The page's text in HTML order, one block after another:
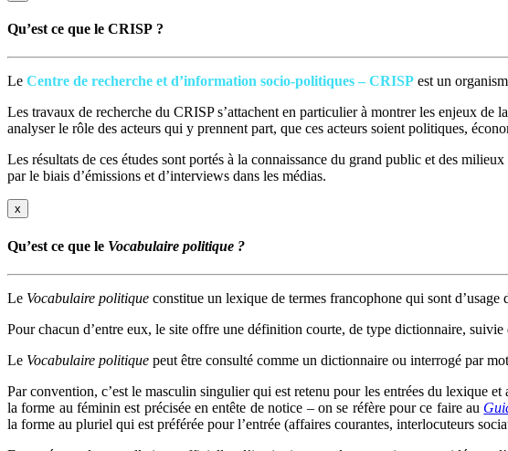
Qu’est ce que le CRISP ?
Le Centre de recherche et d’information socio-politiques – CRISP est un
Les travaux de recherche du CRISP s’attachent en particulier à montrer les enjeux de
analyser le rôle des acteurs qui y prennent part, que ces acteurs soient politiques,
Les résultats de ces études sont portés à la connaissance du grand public et des
par le biais d’émissions et d’interviews dans les médias.
x
Qu’est ce que le Vocabulaire politique ?
Le Vocabulaire politique constitue un lexique de termes francophone qui sont
Pour chacun d’entre eux, le site offre une définition courte, de type dictionnaire,
Le Vocabulaire politique peut être consulté comme un dictionnaire ou interrogé par
Par convention, c’est le masculin singulier qui est retenu pour les entrées du lexique
la forme au féminin est précisée en entête de notice – on se réfère pour ce faire au
la forme au pluriel qui est préférée pour l’entrée (affaires courantes, interlocuteurs